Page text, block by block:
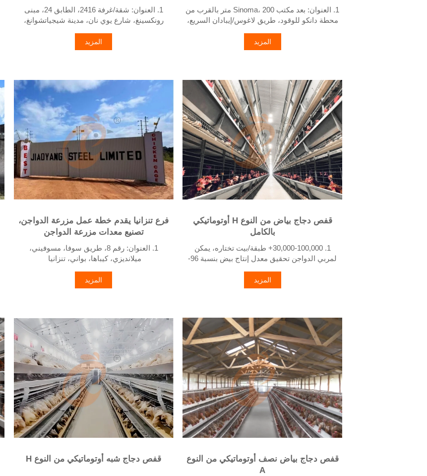
1. العنوان: شقة/غرفة 2416، الطابق 24، مبنى
رونكسينغ، شارع يوي نان، مدينة شيجياتشوانغ،
2. مصنع معدات أقفاص الدواجن ومزارع الدواجن
ومخزون للبيع
5. استقبال عبر الإنترنت على مدار 24 ساعة رقم
المزيد
1. العنوان: بعد مكتب Sinoma، 200 متر بالقرب من
محطة دانكو للوقود، طريق لاغوس/إيبادان السريع،
2. مصنع أقفاص الدواجن ومعدات مزارع الدواجن
والمخزون المعروض للبيع
5. استقبال عبر الإنترنت على مدار 24 ساعة رقم
الواتساب: +8618830120193
المزيد
فرع تنزانيا يقدم خطة عمل مزرعة الدواجن،
تصنيع معدات مزرعة الدواجن
1. العنوان: رقم 8، طريق سوفا، مسوفيني،
ميلانديزي، كيباها، بواني، تنزانيا
والمخزون المعروض للبيع
+8618830120193
المزيد
قفص دجاج بياض من النوع H أوتوماتيكي
بالكامل
1. 30,000-100,000+ طبقة/بيت تختاره، يمكن
لمربي الدواجن تحقيق معدل إنتاج بيض بنسبة 96-
في الأنظمة اليدوية
4. كل خط تغذية يزود العلف بكفاءة لحوالي
100,000 دجاجة كل 30 دقيقة
5. رقم الاستقبال/واتساب: +8618830120193
المزيد
قفص دجاج شبه أوتوماتيكي من النوع H
قفص دجاج بياض نصف أوتوماتيكي من النوع
A